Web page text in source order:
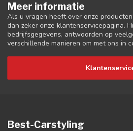
Meer informatie
Als u vragen heeft over onze
dan zeker onze klantenservicepagina.
bedrijfsgegevens, antwoorden op
verschillende manieren om met ons in
Best-Carstyling